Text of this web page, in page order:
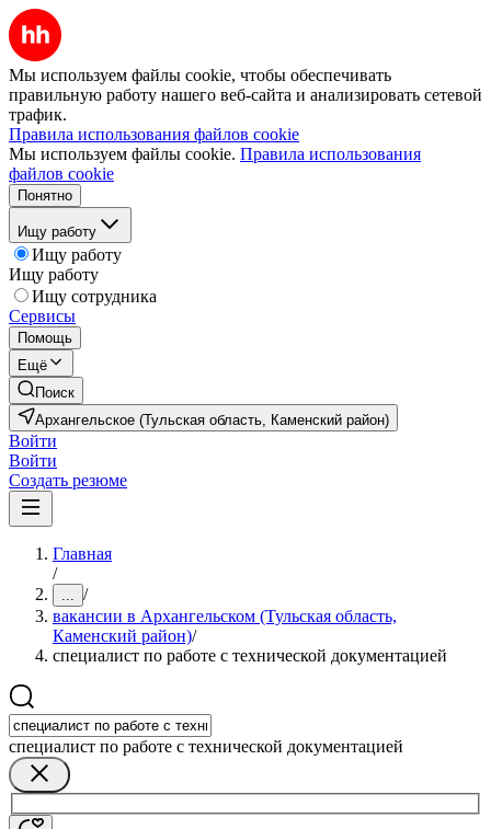
Мы используем файлы cookie, чтобы обеспечивать
правильную работу нашего веб-сайта и анализировать сетевой
трафик.
Правила использования файлов cookie
Мы используем файлы cookie. Правила использования
файлов cookie
Понятно
Ищу работу
Ищу работу
Ищу работу
Ищу сотрудника
Сервисы
Помощь
Ещё
Поиск
Архангельское (Тульская область, Каменский район)
Войти
Войти
Создать резюме
Главная
/
... /
вакансии в Архангельском (Тульская область,
Каменский район)/
специалист по работе с технической документацией
специалист по работе с технической документацией